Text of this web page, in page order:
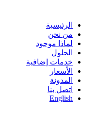
content الرئيسية
من نحن
لماذا موجود
الحلول
خدمات إضافية
الأسعار
المدونة
اتصل بنا
English